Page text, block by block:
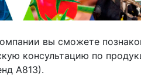
вы сможете
консультацию по
А813).